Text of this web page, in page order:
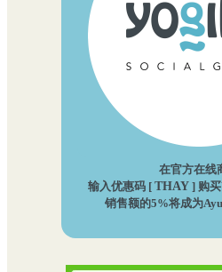
在官方在线
输入优惠码 [ THAY ] 购
销售额的5%将成为